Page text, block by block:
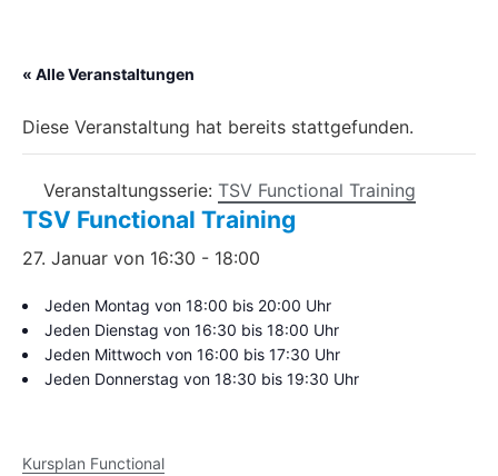
« Alle Veranstaltungen
Diese Veranstaltung hat bereits stattgefunden.
Veranstaltungsserie: TSV Functional Training
TSV Functional Training
27. Januar von 16:30 - 18:00
Jeden Montag von 18:00 bis 20:00 Uhr
Jeden Dienstag von 16:30 bis 18:00 Uhr
Jeden Mittwoch von 16:00 bis 17:30 Uhr
Jeden Donnerstag von 18:30 bis 19:30 Uhr
Kursplan Functional